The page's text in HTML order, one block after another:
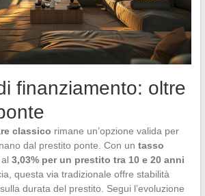
finanziamento: oltre
classico rimane un’opzione valida per
dal prestito ponte. Con un tasso
3,03% per un prestito tra 10 e 20 anni
questa via tradizionale offre stabilità
durata del prestito. Segui l’evoluzione